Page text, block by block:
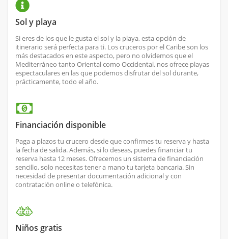
Sol y playa
Si eres de los que le gusta el sol y la playa, esta opción de
itinerario será perfecta para ti. Los cruceros por el Caribe son los
más destacados en este aspecto, pero no olvidemos que el
Mediterráneo tanto Oriental como Occidental, nos ofrece playas
espectaculares en las que podemos disfrutar del sol durante,
prácticamente, todo el año.
Financiación disponible
Paga a plazos tu crucero desde que confirmes tu reserva y hasta
la fecha de salida. Además, si lo deseas, puedes financiar tu
reserva hasta 12 meses. Ofrecemos un sistema de financiación
sencillo, solo necesitas tener a mano tu tarjeta bancaria. Sin
necesidad de presentar documentación adicional y con
contratación online o telefónica.
Niños gratis